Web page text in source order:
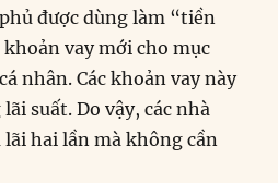
được dùng làm “tiền
vay mới cho mục
nhân. Các khoản vay này
suất. Do vậy, các nhà
hai lần mà không cần